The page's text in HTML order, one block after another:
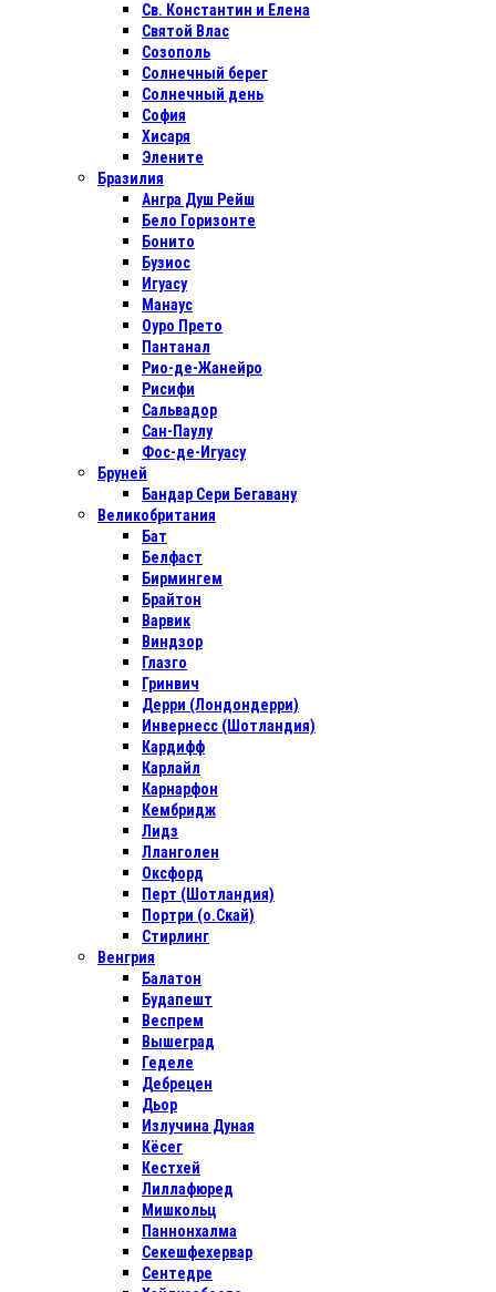
Св. Константин и Елена
Святой Влас
Созополь
Солнечный берег
Солнечный день
София
Хисаря
Элените
Бразилия
Ангра Душ Рейш
Бело Горизонте
Бонито
Бузиос
Игуасу
Манаус
Оуро Прето
Пантанал
Рио-де-Жанейро
Рисифи
Сальвадор
Сан-Паулу
Фос-де-Игуасу
Бруней
Бандар Сери Бегавану
Великобритания
Бат
Белфаст
Бирмингем
Брайтон
Варвик
Виндзор
Глазго
Гринвич
Дерри (Лондондерри)
Инвернесс (Шотландия)
Кардифф
Карлайл
Карнарфон
Кембридж
Лидз
Лланголен
Оксфорд
Перт (Шотландия)
Портри (о.Скай)
Стирлинг
Венгрия
Балатон
Будапешт
Веспрем
Вышеград
Геделе
Дебрецен
Дьор
Излучина Дуная
Кёсег
Кестхей
Лиллафюред
Мишкольц
Паннонхалма
Секешфехервар
Сентедре